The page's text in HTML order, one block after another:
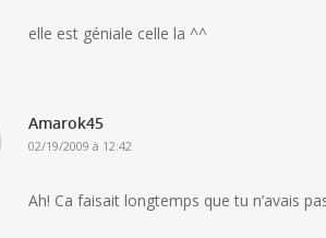
elle est géniale celle la ^^
Amarok45
02/19/2009 à 12:42
Ah! Ca faisait longtemps que tu n’avais